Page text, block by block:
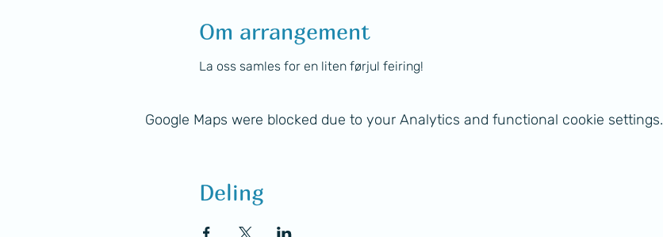
Om arrangement
La oss samles for en liten førjul feiring!
Google Maps were blocked due to your Analytics and functional cookie settings.
Deling